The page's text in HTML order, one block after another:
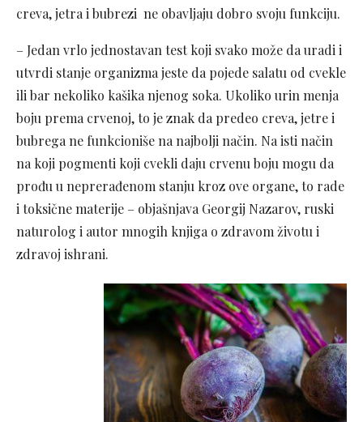
creva, jetra i bubrezi ne obavljaju dobro svoju funkciju.
– Jedan vrlo jednostavan test koji svako može da uradi i
utvrdi stanje organizma jeste da pojede salatu od cvekle
ili bar nekoliko kašika njenog soka. Ukoliko urin menja
boju prema crvenoj, to je znak da predeo creva, jetre i
bubrega ne funkcioniše na najbolji način. Na isti način
na koji pogmenti koji cvekli daju crvenu boju mogu da
prođu u neprerađenom stanju kroz ove organe, to rade
i toksične materije – objašnjava Georgij Nazarov, ruski
naturolog i autor mnogih knjiga o zdravom životu i
zdravoj ishrani.